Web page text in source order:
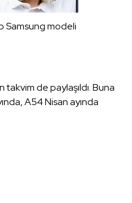
Samsung modeli
de paylaşıldı. Buna
A54 Nisan ayında